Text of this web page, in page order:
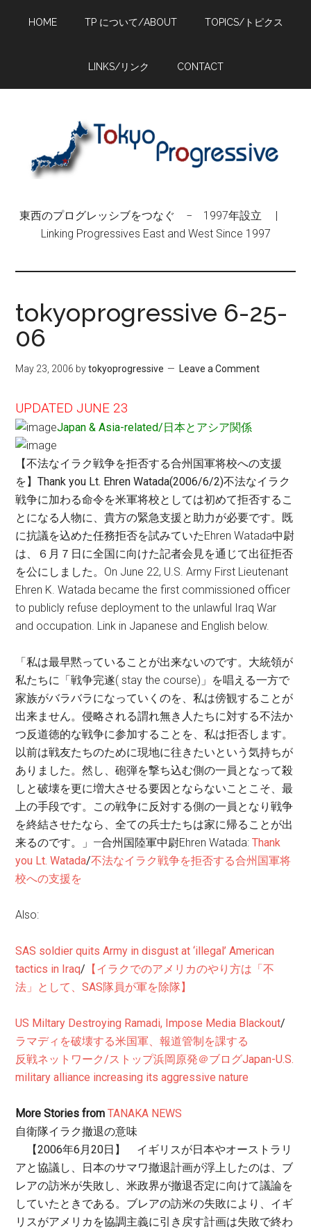
HOME TP について/ABOUT TOPICS/トピクス
LINKS/リンク CONTACT
東西のプログレッシブをつなぐ − 1997年設立 |
Linking Progressives East and West Since 1997
tokyoprogressive 6-25-
06
May 23, 2006 bytokyoprogressive Leave a Comment
UPDATED JUNE 23
Japan & Asia-related/日本とアシア関係
【不法なイラク戦争を拒否する合州国軍将校への支援
を】Thank you Lt. Ehren Watada(2006/6/2)不法なイラク
戦争に加わる命令を米軍将校としては初めて拒否するこ
とになる人物に、貴方の緊急支援と助力が必要です。既
に抗議を込めた任務拒否を試みていたEhren Watada中尉
は、６月７日に全国に向けた記者会見を通じて出征拒否
を公にしました。On June 22, U.S. Army First Lieutenant
Ehren K. Watada became the first commissioned officer
to publicly refuse deployment to the unlawful Iraq War
and occupation. Link in Japanese and English below.
「私は最早黙っていることが出来ないのです。大統領が
私たちに「戦争完遂( stay the course)」を唱える一方で
家族がバラバラになっていくのを、私は傍観することが
出来ません。侵略される謂れ無き人たちに対する不法か
つ反道徳的な戦争に参加することを、私は拒否します。
以前は戦友たちのために現地に往きたいという気持ちが
ありました。然し、砲弾を撃ち込む側の一員となって殺
しと破壊を更に増大させる要因とならないことこそ、最
上の手段です。この戦争に反対する側の一員となり戦争
を終結させたなら、全ての兵士たちは家に帰ることが出
来るのです。」—合州国陸軍中尉Ehren Watada:Thank
you Lt. Watada/不法なイラク戦争を拒否する合州国軍将
校への支援を
Also:
SAS soldier quits Army in disgust at ‘illegal’ American
tactics in Iraq/ 【イラクでのアメリカのやり方は「不
法」として、SAS隊員が軍を除隊】
US Miltary Destroying Ramadi, Impose Media Blackout/
ラマディを破壊する米国軍、報道管制を課する
反戦ネットワーク/ストップ浜岡原発＠ブログJapan-U.S.
military alliance increasing its aggressive nature
More Stories fromTANAKA NEWS
自衛隊イラク撤退の意味
【2006年6月20日】 イギリスが日本やオーストラリ
アと協議し、日本のサマワ撤退計画が浮上したのは、ブ
レアの訪米が失敗し、米政界が撤退否定に向けて議論を
していたときである。ブレアの訪米の失敗により、イギ
リスがアメリカを協調主義に引き戻す計画は失敗で終わ